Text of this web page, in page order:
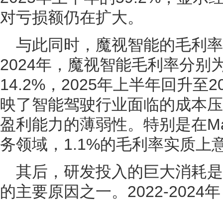
对亏损额仍在扩大。
与此同时，魔视智能的毛利
2024年，魔视智能毛利率分别
14.2%，2025年上半年回升至
映了智能驾驶行业面临的成本
盈利能力的薄弱性。特别是在
务领域，1.1%的毛利率实质上
其后，研发投入的巨大消耗
的主要原因之一。2022-2024